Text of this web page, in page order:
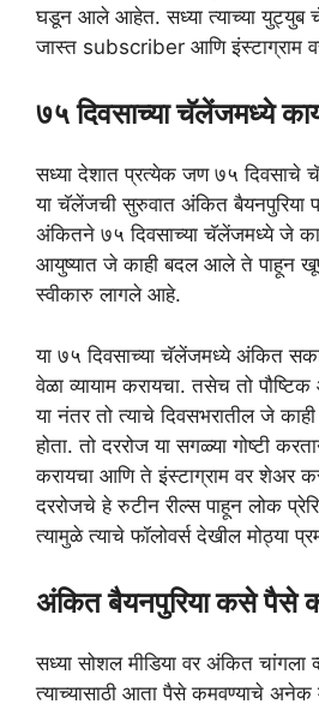
घडून आले आहेत. सध्या त्याच्या युट्युब
जास्त subscriber आणि इंस्टाग्राम
७५ दिवसाच्या चॅलेंजमध्ये
सध्या देशात प्रत्येक जण ७५
या चॅलेंजची सुरुवात अंकित बैयनपुरिया
अंकितने ७५ दिवसाच्या चॅलेंजमध्ये जे
आयुष्यात जे काही बदल आले ते पाहून
स्वीकारु लागले आहे.
या ७५ दिवसाच्या चॅलेंजमध्ये अंकित
वेळा व्यायाम करायचा. तसेच तो
या नंतर तो त्याचे दिवसभरातील जे
होता. तो दररोज या सगळ्या गोष्टी
करायचा आणि ते इंस्टाग्राम वर शेअर
दररोजचे हे रुटीन रील्स पाहून लोक
त्यामुळे त्याचे फॉलोवर्स देखील मोठ्या
अंकित बैयनपुरिया कसे पैसे
सध्या सोशल मीडिया वर अंकित चांगला
त्याच्यासाठी आता पैसे कमवण्याचे अनेक